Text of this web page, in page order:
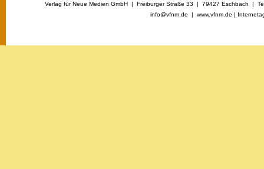
Verlag für Neue Medien GmbH | Freiburger Straße 33 | 79427 Eschbach |
info@vfnm.de | www.vfnm.de |